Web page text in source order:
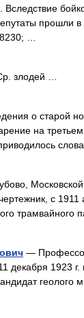
Вследствие
прошли
…
злодей …
о старой
на
с 1911
трамвайного
—
декабря 1923 г.
геолого